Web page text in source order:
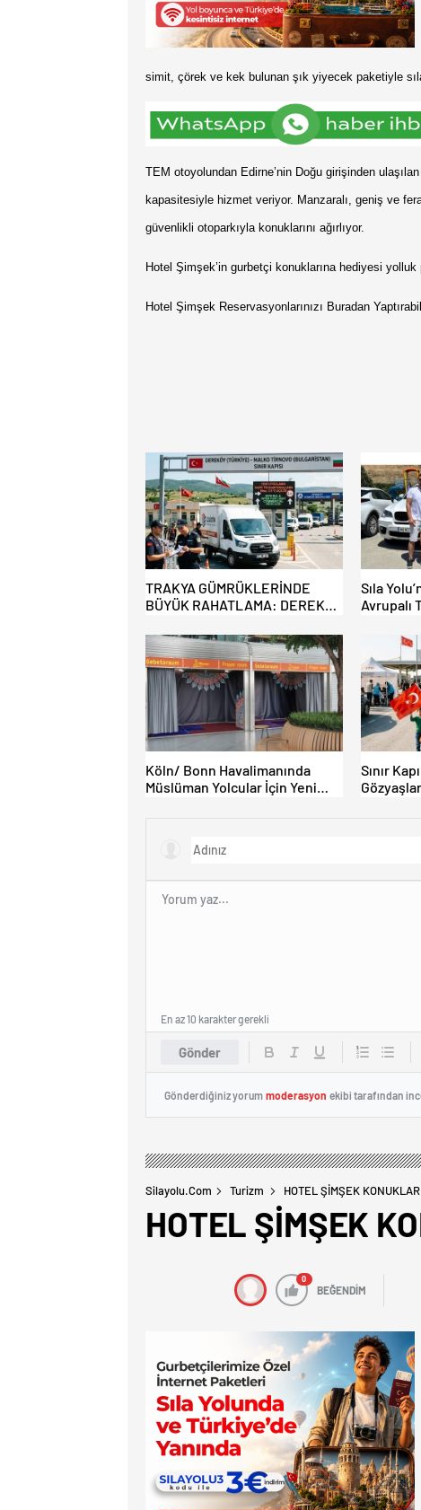
simit, çörek ve kek bulunan şık yiyecek paketiyle
TEM otoyolundan Edirne’nin Doğu girişinden
kapasitesiyle hizmet veriyor. Manzaralı, geniş ve
güvenlikli otoparkıyla konuklarını ağırlıyor.
Hotel Şimşek’in gurbetçi konuklarına hediyesi yolluk
Hotel Şimşek Reservasyonlarınızı Buradan
TRAKYA GÜMRÜKLERİNDE
BÜYÜK RAHATLAMA: DEREKÖY
AÇILIYOR!
Sıla
Avrupalı
Köln/ Bonn Havalimanında
Müslüman Yolcular İçin Yeni
Sınır
Gönder
En az 10 karakter gerekli
Gönderdiğiniz yorum moderasyon ekibi tarafından
Silayolu.com Turizm HOTEL ŞİMŞEK
HOTEL ŞİMŞEK
0
BEĞENDİM